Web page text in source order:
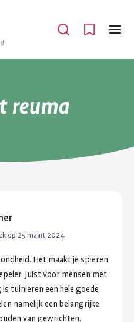
Open
Menu
reuma
op 25 maart 2024
Het maakt je spieren
Juist voor mensen met
is tuinieren een hele goede
namelijk een belangrijke
van gewrichten.